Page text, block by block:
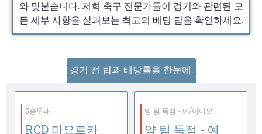
와 맞붙습니다. 저희 축구 전문가들이 경기와 관련된 모
든 세부 사항을 살펴보는 최고의 베팅 팁을 확인하세요.
경기 전 팁과 배당률을 한눈에.
3승무패
RCD 마요르카
양 팀 득점 - 예/아니요
양 팀 득점 - 예